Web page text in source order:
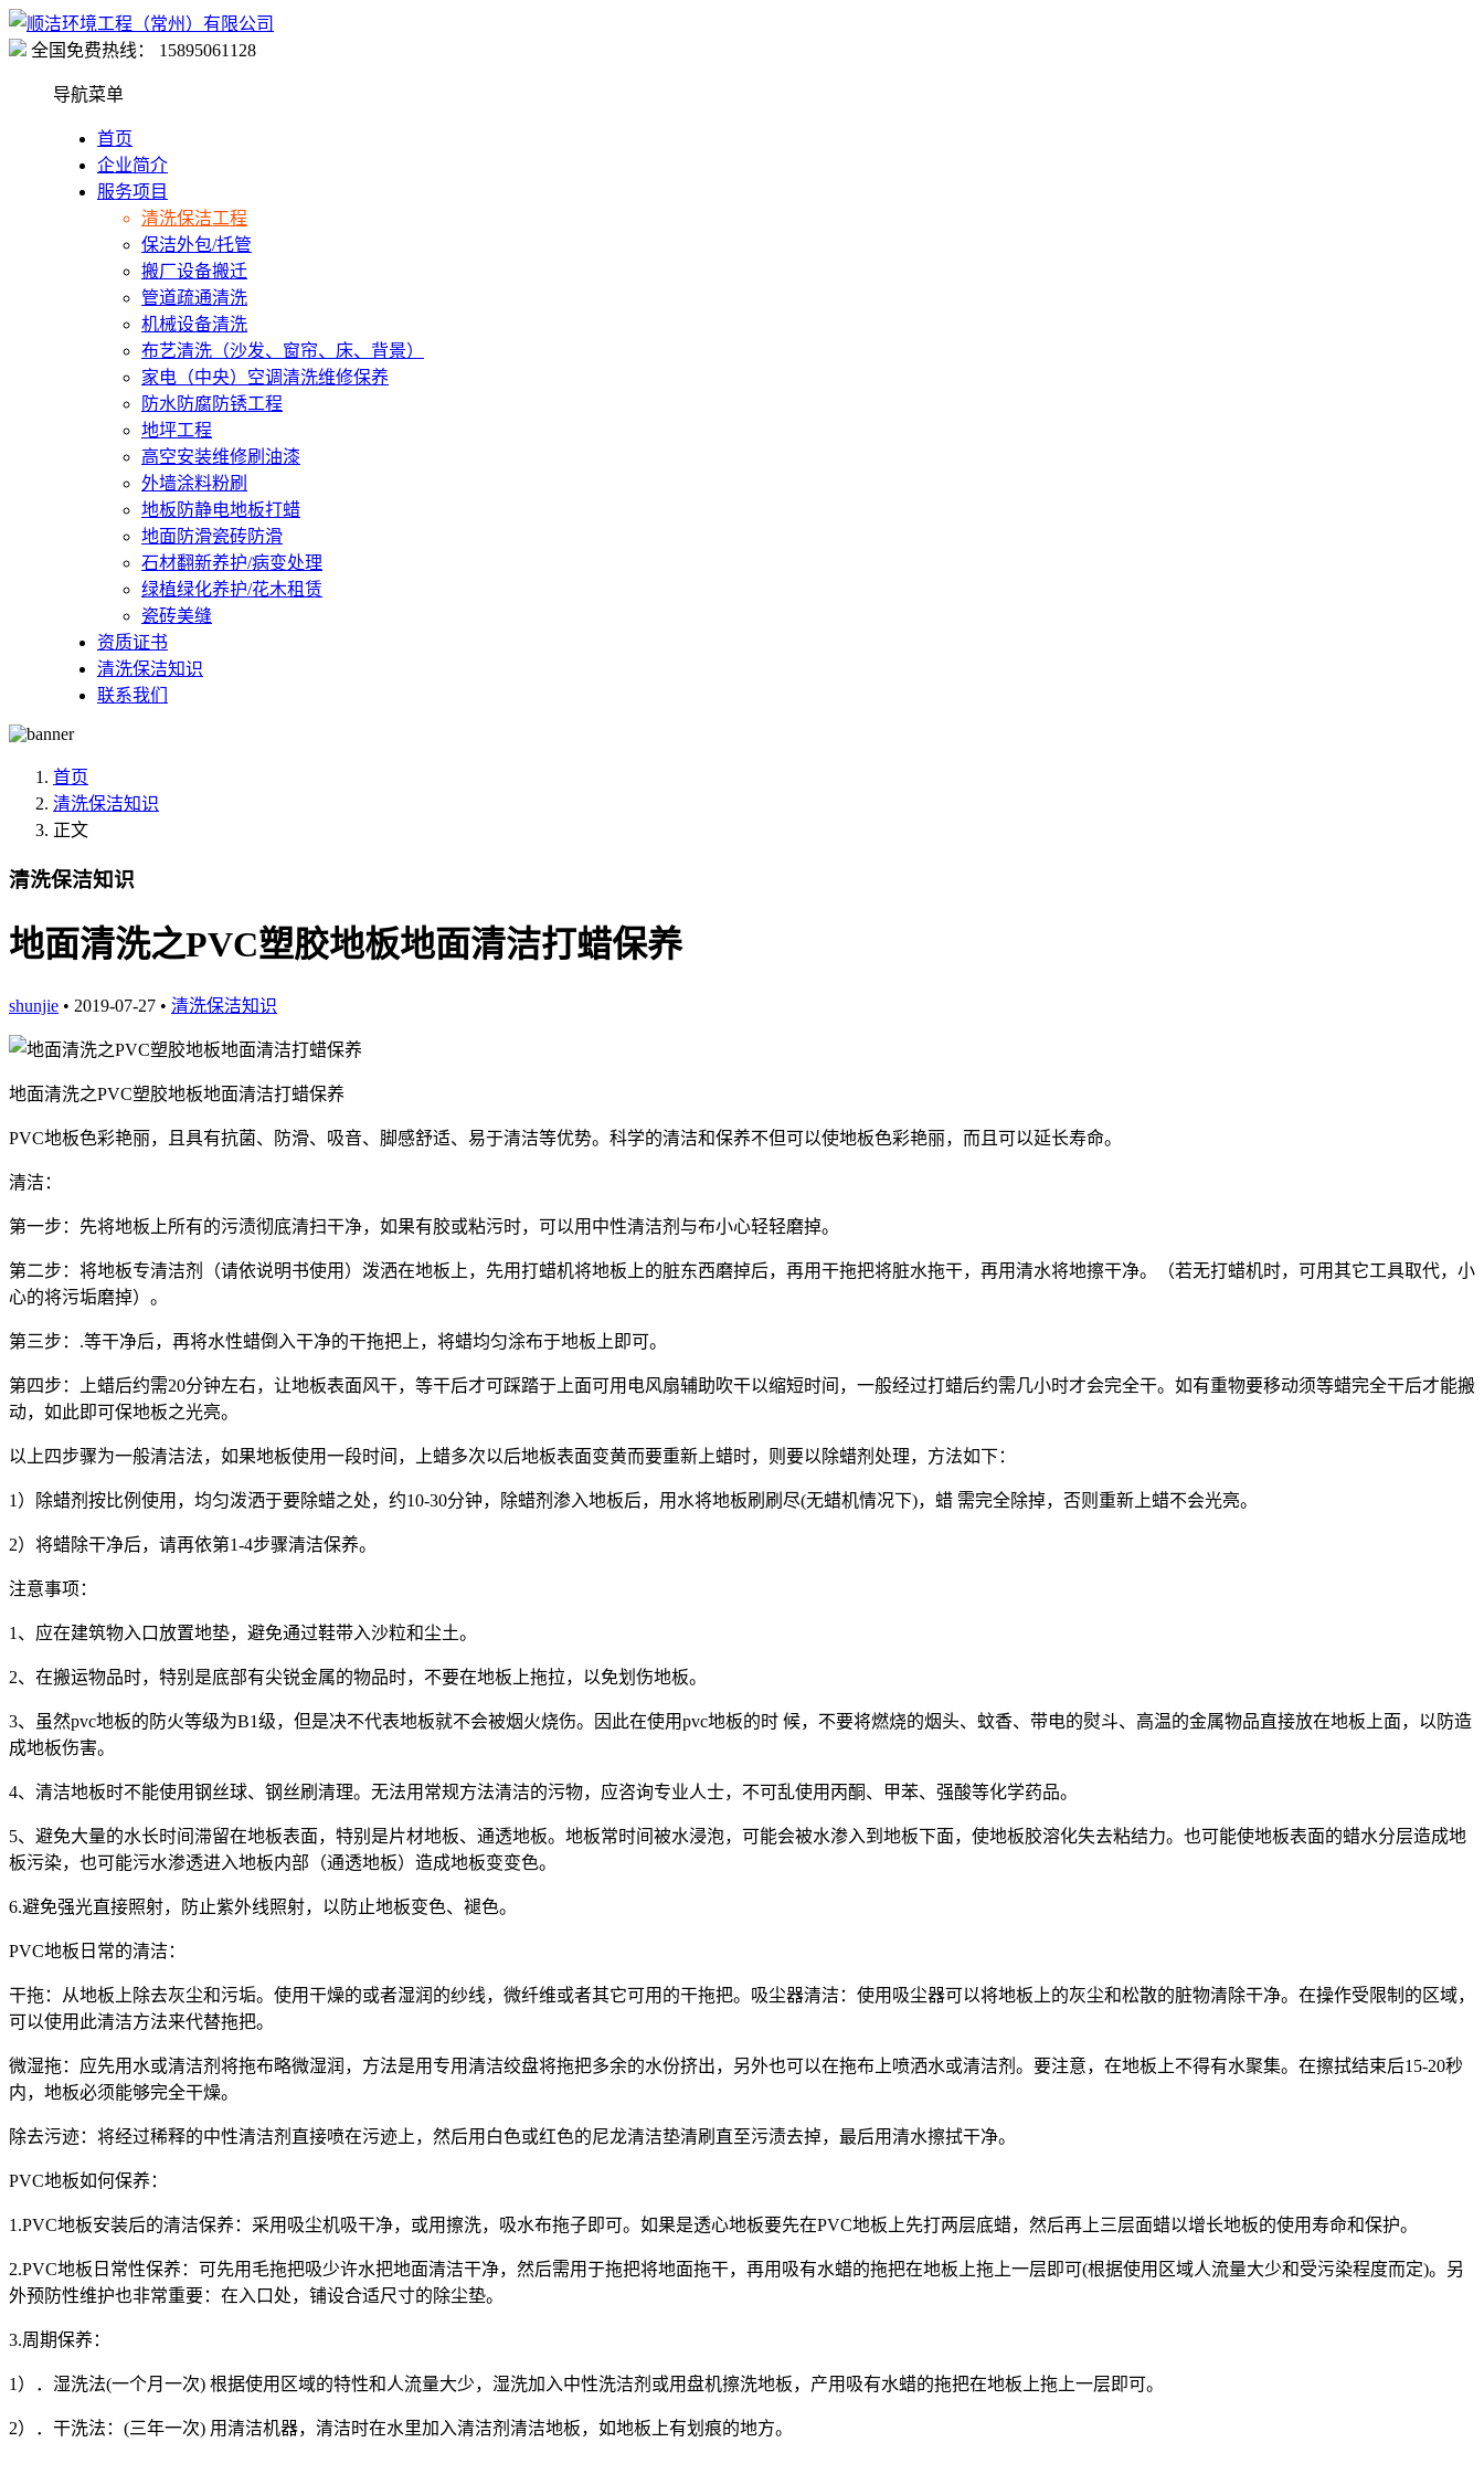
全国免费热线： 15895061128
导航菜单
首页
企业简介
服务项目
清洗保洁工程
保洁外包/托管
搬厂设备搬迁
管道疏通清洗
机械设备清洗
布艺清洗（沙发、窗帘、床、背景）
家电（中央）空调清洗维修保养
防水防腐防锈工程
地坪工程
高空安装维修刷油漆
外墙涂料粉刷
地板防静电地板打蜡
地面防滑瓷砖防滑
石材翻新养护/病变处理
绿植绿化养护/花木租赁
瓷砖美缝
资质证书
清洗保洁知识
联系我们
首页
清洗保洁知识
正文
清洗保洁知识
地面清洗之PVC塑胶地板地面清洁打蜡保养
shunjie • 2019-07-27 • 清洗保洁知识
地面清洗之PVC塑胶地板地面清洁打蜡保养
PVC地板色彩艳丽，且具有抗菌、防滑、吸音、脚感舒适、易于清洁等优势。科学的清洁和保养不但可以使地板色彩艳丽，而且可以延长寿命。
清洁：
第一步：先将地板上所有的污渍彻底清扫干净，如果有胶或粘污时，可以用中性清洁剂与布小心轻轻磨掉。
第二步：将地板专清洁剂（请依说明书使用）泼洒在地板上，先用打蜡机将地板上的脏东西磨掉后，再用干拖把将脏水拖干，再用清水将地擦干净。（若无打蜡机时，可用其它工具取代，小
心的将污垢磨掉）。
第三步： .等干净后，再将水性蜡倒入干净的干拖把上，将蜡均匀涂布于地板上即可。
第四步：上蜡后约需20分钟左右，让地板表面风干，等干后才可踩踏于上面可用电风扇辅助吹干以缩短时间，一般经过打蜡后约需几小时才会完全干。如有重物要移动须等蜡完全干后才能搬
动，如此即可保地板之光亮。
以上四步骤为一般清洁法，如果地板使用一段时间，上蜡多次以后地板表面变黄而要重新上蜡时，则要以除蜡剂处理，方法如下：
1 ）除蜡剂按比例使用，均匀泼洒于要除蜡之处，约10-30分钟，除蜡剂渗入地板后，用水将地板刷刷尽(无蜡机情况下)，蜡 需完全除掉，否则重新上蜡不会光亮。
2）将蜡除干净后，请再依第1-4步骤清洁保养。
注意事项：
1 、应在建筑物入口放置地垫，避免通过鞋带入沙粒和尘土。
2、在搬运物品时，特别是底部有尖锐金属的物品时，不要在地板上拖拉，以免划伤地板。
3、虽然pvc地板的防火等级为B1级，但是决不代表地板就不会被烟火烧伤。因此在使用pvc地板的时 候，不要将燃烧的烟头、蚊香、带电的熨斗、高温的金属物品直接放在地板上面，以防造
成地板伤害。
4、清洁地板时不能使用钢丝球、钢丝刷清理。无法用常规方法清洁的污物，应咨询专业人士，不可乱使用丙酮、甲苯、强酸等化学药品。
5、避免大量的水长时间滞留在地板表面，特别是片材地板、通透地板。地板常时间被水浸泡，可能会被水渗入到地板下面，使地板胶溶化失去粘结力。也可能使地板表面的蜡水分层造成地
板污染，也可能污水渗透进入地板内部（通透地板）造成地板变变色。
6.避免强光直接照射，防止紫外线照射，以防止地板变色、褪色。
PVC地板日常的清洁：
干拖：从地板上除去灰尘和污垢。使用干燥的或者湿润的纱线，微纤维或者其它可用的干拖把。吸尘器清洁：使用吸尘器可以将地板上的灰尘和松散的脏物清除干净。在操作受限制的区域，
可以使用此清洁方法来代替拖把。
微湿拖：应先用水或清洁剂将拖布略微湿润，方法是用专用清洁绞盘将拖把多余的水份挤出，另外也可以在拖布上喷洒水或清洁剂。要注意，在地板上不得有水聚集。在擦拭结束后15-20秒
内，地板必须能够完全干燥。
除去污迹：将经过稀释的中性清洁剂直接喷在污迹上，然后用白色或红色的尼龙清洁垫清刷直至污渍去掉，最后用清水擦拭干净。
PVC地板如何保养：
1.PVC地板安装后的清洁保养：采用吸尘机吸干净，或用擦洗，吸水布拖子即可。如果是透心地板要先在PVC地板上先打两层底蜡，然后再上三层面蜡以增长地板的使用寿命和保护。
2.PVC地板日常性保养：可先用毛拖把吸少许水把地面清洁干净，然后需用于拖把将地面拖干，再用吸有水蜡的拖把在地板上拖上一层即可(根据使用区域人流量大少和受污染程度而定)。另
外预防性维护也非常重要：在入口处，铺设合适尺寸的除尘垫。
3.周期保养：
1 ）．湿洗法(一个月一次) 根据使用区域的特性和人流量大少，湿洗加入中性洗洁剂或用盘机擦洗地板，产用吸有水蜡的拖把在地板上拖上一层即可。
2）．干洗法： (三年一次) 用清洁机器，清洁时在水里加入清洁剂清洁地板，如地板上有划痕的地方。